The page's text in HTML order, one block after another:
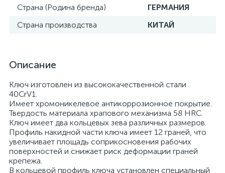
Страна (Родина бренда)
ГЕРМАНИЯ
Страна производства
КИТАЙ
Описание
Ключ изготовлен из высококачественной стали
40CrV1.
Имеет хромоникелевое антикоррозионное покрытие.
Твердость материала храпового механизма 58 HRС.
Ключ имеет два кольцевых зева различных размеров.
Профиль накидной части ключа имеет 12 граней, что
увеличивает площадь соприкосновения рабочих
поверхностей и снижает риск деформации граней
крепежа.
В кольцевой профиль ключа установлен специальный